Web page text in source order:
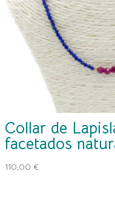
Collar de
facetados
110,00 €